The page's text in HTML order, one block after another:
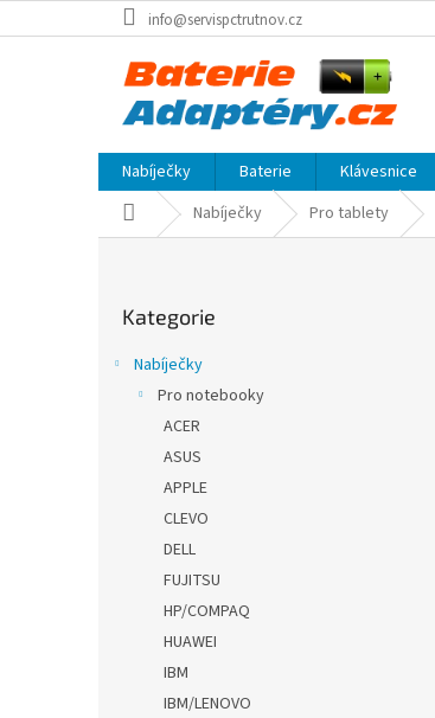
na
info@servispctrutnov.cz
Nabíječky Baterie Klávesnice
Domů Nabíječky Pro tablety
kategorie
Kategorie
Nabíječky
Pro notebooky
ACER
ASUS
APPLE
CLEVO
DELL
FUJITSU
HP/COMPAQ
HUAWEI
IBM
IBM/LENOVO